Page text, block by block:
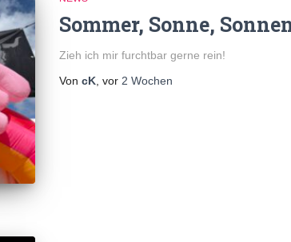
Sommer, Sonne,
Zieh ich mir furchtbar gerne rein!
Von cK, vor 2 Wochen